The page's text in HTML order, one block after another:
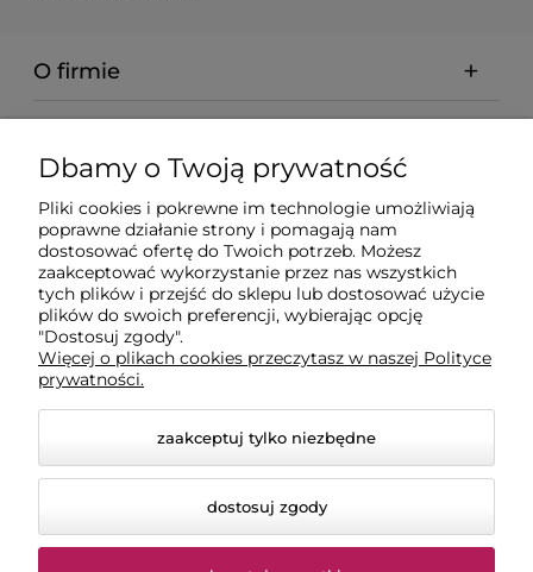
O firmie
Dostawa
Moje konto
Gwarancja i zwroty
Dbamy o Twoją prywatność
Pliki cookies i pokrewne im technologie umożliwiają
poprawne działanie strony i pomagają nam
dostosować ofertę do Twoich potrzeb. Możesz
zaakceptować wykorzystanie przez nas wszystkich
tych plików i przejść do sklepu lub dostosować użycie
plików do swoich preferencji, wybierając opcję
"Dostosuj zgody".
Więcej o plikach cookies przeczytasz w naszej Polityce
prywatności.
zaakceptuj tylko niezbędne
dostosuj zgody